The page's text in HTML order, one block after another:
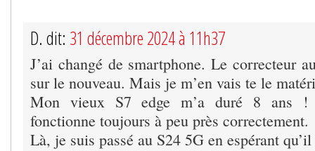
D. dit: 31 décembre 2024 à 11h37
J’ai changé de smartphone. Le correcteur
sur le nouveau. Mais je m’en vais te le
Mon vieux S7 edge m’a duré 8 ans !
fonctionne toujours à peu près correctement.
Là, je suis passé au S24 5G en espérant